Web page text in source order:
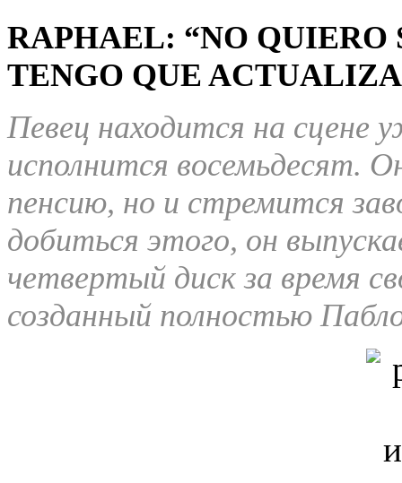
RAPHAEL: “NO QUIERO
TENGO QUE
Певец находится на сцене
исполнится восемьдесят.
пенсию, но и стремится
добиться этого, он
четвертый диск за время
созданный полностью